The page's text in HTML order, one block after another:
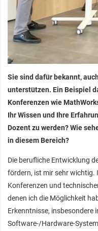
Sie sind dafür bekannt,
unterstützen. Ein Beispiel
Konferenzen wie
Ihr Wissen und Ihre
Dozent zu werden? Wie
in diesem Bereich?
Die berufliche Entwicklung
fördern, ist mir sehr wichtig.
Konferenzen und
denen ich die Möglichkeit
Erkenntnisse, insbesondere
Software-/Hardware-